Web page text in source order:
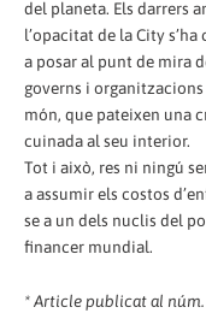
del planeta. Els darrers
l’opacitat de la City s’ha
a posar al punt de mira
governs i
món, que pateixen una
cuinada al seu interior.
Tot i això, res ni ningú
a assumir els costos
se a un dels nuclis del
financer mundial.
* Article publicat al